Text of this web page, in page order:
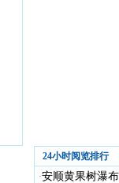
24小时阅览排行
·安顺黄果树瀑